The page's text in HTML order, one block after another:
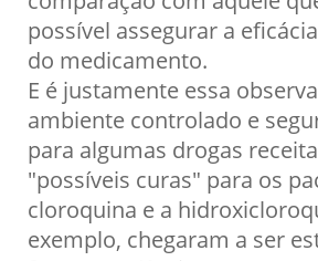
possível assegurar a
do medicamento.
E é justamente essa
ambiente controlado e
para algumas drogas
"possíveis curas" para os
cloroquina e a
exemplo, chegaram a ser